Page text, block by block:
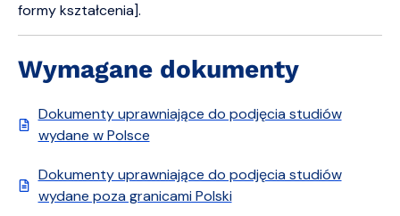
formy kształcenia].
Wymagane dokumenty
Dokumenty uprawniające do podjęcia studiów
wydane w Polsce
Dokumenty uprawniające do podjęcia studiów
wydane poza granicami Polski